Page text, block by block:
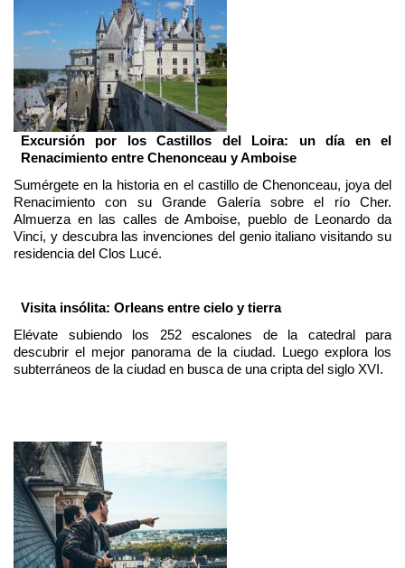
Excursión por los Castillos del Loira: un día en el
Renacimiento entre Chenonceau y Amboise
Sumérgete en la historia en el castillo de Chenonceau, joya del
Renacimiento con su Grande Galería sobre el río Cher.
Almuerza en las calles de Amboise, pueblo de Leonardo da
Vinci, y descubra las invenciones del genio italiano visitando su
residencia del Clos Lucé.
Visita insólita: Orleans entre cielo y tierra
Elévate subiendo los 252 escalones de la catedral para
descubrir el mejor panorama de la ciudad. Luego explora los
subterráneos de la ciudad en busca de una cripta del siglo XVI.
Imagen